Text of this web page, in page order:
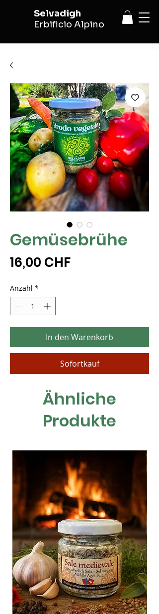
Selvadigh
Erbificio Alpino
Gemüsebrühe
16,00 CHFPreis
Anzahl *
In den Warenkorb
Sofortkauf
Ähnliche
Produkte